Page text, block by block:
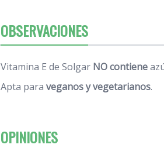
OBSERVACIONES
Vitamina E de Solgar NO contiene
Apta para veganos y vegetarianos.
OPINIONES